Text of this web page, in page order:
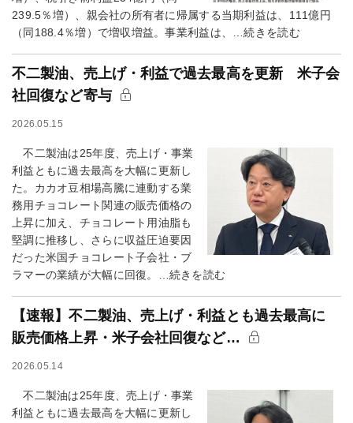
239.5％増）、親会社の所有者に帰属する当期利益は、111億円
（同188.4％増）で増収増益。事業利益は、…続きを読む
不二製油、売上げ・利益で過去最高を更新 米子会
社回復など寄与
2026.05.15
不二製油は25年度、売上げ・事業
利益ともに過去最高を大幅に更新し
た。カカオ豆相場高騰に連動する業
務用チョコレート関連の販売価格の
上昇に加え、チョコレート用油脂も
堅調に推移し、さらに収益圧迫要因
だった米国チョコレート子会社・ブ
ラマーの業績が大幅に回復。…続きを読む
【速報】不二製油、売上げ・利益とも過去最高に
販売価格上昇・米子会社回復など…
2026.05.14
不二製油は25年度、売上げ・事業
利益ともに過去最高を大幅に更新し